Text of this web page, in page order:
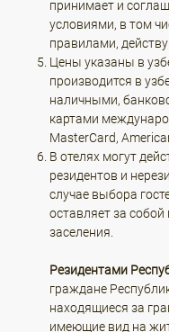
принимает и
условиями, в том
правилами,
Цены указаны в
производится в
наличными,
картами
MasterCard,
В отелях могут
резидентов и
случае выбора
оставляет за
заселения.
Резидентами
граждане
находящиеся за
имеющие вид на